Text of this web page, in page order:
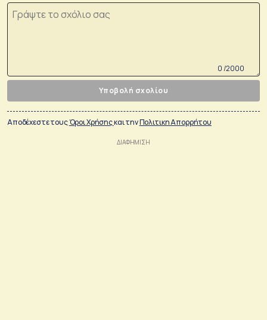
0 /2000
Υποβολή σχολίου
Αποδέχεστε τουςΌροι Χρήσηςκαι τηνΠολιτικη Απορρήτου